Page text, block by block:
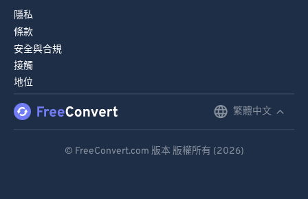
隱私
條款
安全與合規
接觸
地位
繁體中文
© FreeConvert.com 版本 版權所有 (2026)